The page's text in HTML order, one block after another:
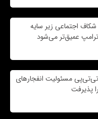
شکاف اجتماعی زیر سایه
عمیق‌تر می‌شود
تی‌تی‌پی مسئولیت انفجارهای
پذیرفت